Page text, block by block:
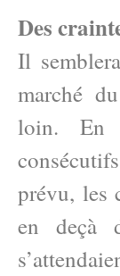
Des
Il
marché
loin. En
prévu, les
en deçà